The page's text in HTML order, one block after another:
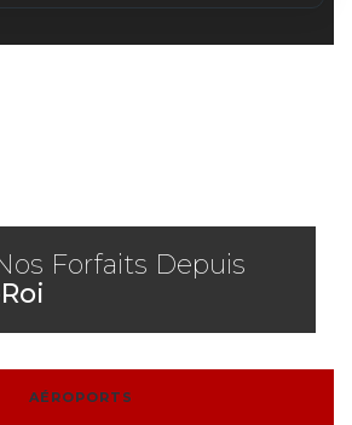
Forfaits Depuis
AÉROPORTS